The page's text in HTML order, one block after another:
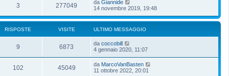
3 277049 da Giannide
14 novembre 2019, 19:48
RISPOSTE VISITE ULTIMO MESSAGGIO
9 6873 da coccobill
4 gennaio 2020, 11:07
102 45049 da MarcoVanBasten
11 ottobre 2022, 20:01